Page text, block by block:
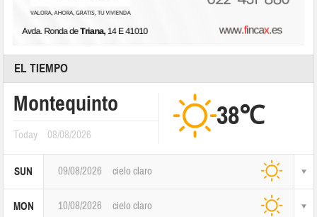
EL TIEMPO
Montequinto
Today 08/08/2026
38℃
SUN 09/08/2026 cielo claro
MON 10/08/2026 cielo claro